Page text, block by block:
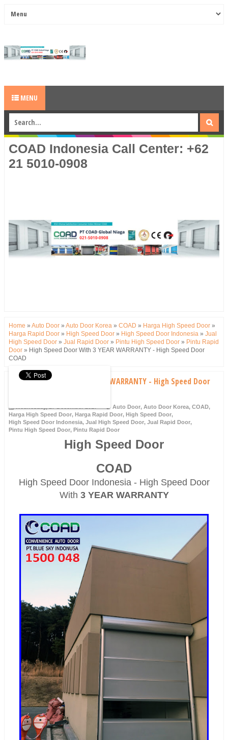
MENU
COAD Indonesia Call Center: +62
21 5010-0908
Home » Auto Door » Auto Door Korea » COAD » Harga High Speed Door »
Harga Rapid Door » High Speed Door » High Speed Door Indonesia » Jual
High Speed Door » Jual Rapid Door » Pintu High Speed Door » Pintu Rapid
Door » High Speed Door With 3 YEAR WARRANTY - High Speed Door
COAD
High Speed Door With 3 YEAR WARRANTY - High Speed Door
Auto Door, Auto Door Korea, COAD,
Harga High Speed Door, Harga Rapid Door, High Speed Door,
High Speed Door Indonesia, Jual High Speed Door, Jual Rapid Door,
Pintu High Speed Door, Pintu Rapid Door
High Speed Door
COAD
High Speed Door Indonesia - High Speed Door
With 3 YEAR WARRANTY